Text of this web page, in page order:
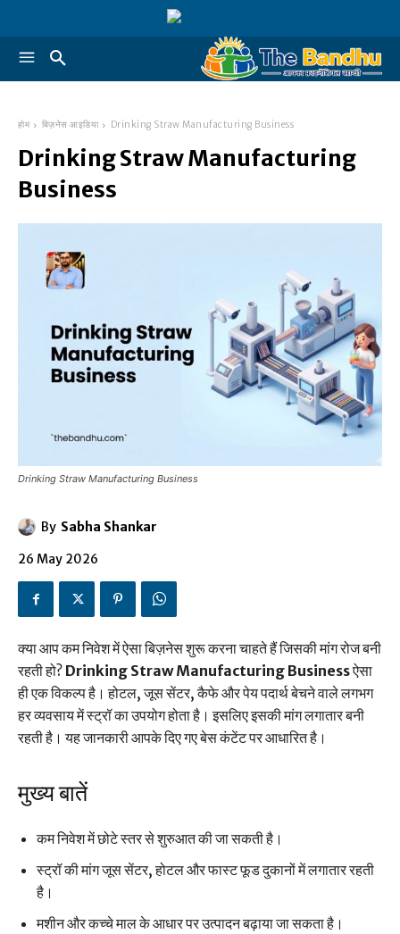
होम बिज़नेस आइडिया Drinking Straw Manufacturing Business
Drinking Straw Manufacturing
Business
Drinking Straw Manufacturing Business
By Sabha Shankar
26 May 2026
क्या आप कम निवेश में ऐसा बिज़नेस शुरू करना चाहते हैं जिसकी मांग रोज बनी
रहती हो? Drinking Straw Manufacturing Businessऐसा
ही एक विकल्प है। होटल, जूस सेंटर, कैफे और पेय पदार्थ बेचने वाले लगभग
हर व्यवसाय में स्ट्रॉ का उपयोग होता है। इसलिए इसकी मांग लगातार बनी
रहती है। यह जानकारी आपके दिए गए बेस कंटेंट पर आधारित है।
मुख्य बातें
कम निवेश में छोटे स्तर से शुरुआत की जा सकती है।
स्ट्रॉ की मांग जूस सेंटर, होटल और फास्ट फूड दुकानों में लगातार रहती
है।
मशीन और कच्चे माल के आधार पर उत्पादन बढ़ाया जा सकता है।